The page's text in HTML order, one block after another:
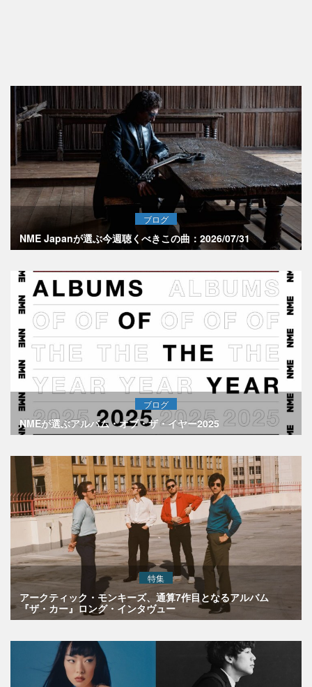
ブログ
NME Japanが選ぶ今週聴くべきこの曲：2026/07/31
ブログ
NMEが選ぶアルバム・オブ・ザ・イヤー2025
特集
アークティック・モンキーズ、通算7作目となるアルバム
『ザ・カー』ロング・インタヴュー